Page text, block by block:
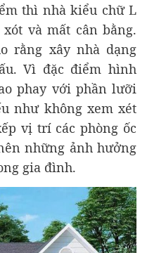
thì nhà kiểu chữ L
và mất cân bằng.
rằng xây nhà dạng
Vì đặc điểm hình
phay với phần lưỡi
như không xem xét
vị trí các phòng ốc
những ảnh hưởng
gia đình.